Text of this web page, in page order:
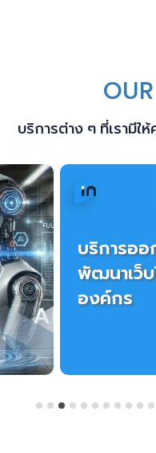
บริการต่าง ๆ ที่เรามี
บริการออกแบ
พัฒนาเว็บไซต์
องค์กร